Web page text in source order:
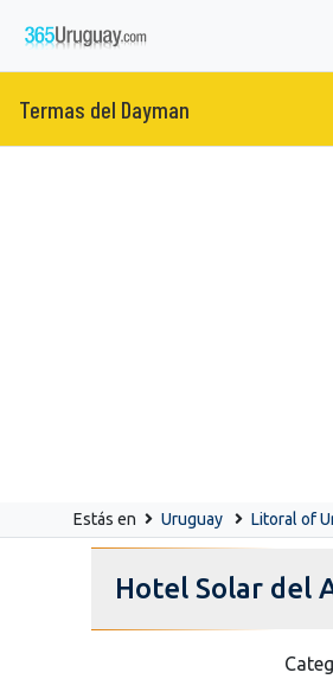
Termas del Dayman
Estás en Uruguay Litoral of
Hotel Solar del